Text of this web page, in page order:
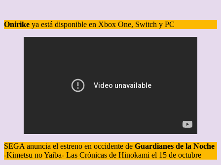
Onirike ya está disponible en Xbox One, Switch y PC
SEGA anuncia el estreno en occidente de Guardianes de la Noche
-Kimetsu no Yaiba- Las Crónicas de Hinokami el 15 de octubre